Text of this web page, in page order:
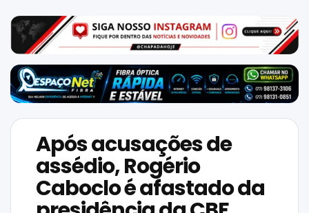
NAS
NOSSAS
REDES
Após acusações de
assédio, Rogério
Caboclo é afastado da